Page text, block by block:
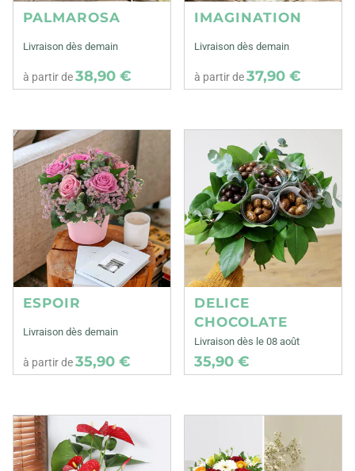
PALMAROSA
Livraison dès demain
à partir de38,90 €
IMAGINATION
Livraison dès demain
à partir de37,90 €
ESPOIR
Livraison dès demain
à partir de35,90 €
DELICE
CHOCOLATE
Livraison dès le 08 août
35,90 €